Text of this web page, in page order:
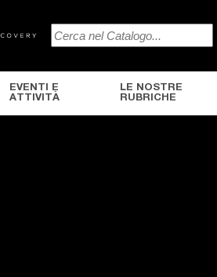
EVENTI E
ATTIVITÀ
LE NOSTRE
RUBRICHE